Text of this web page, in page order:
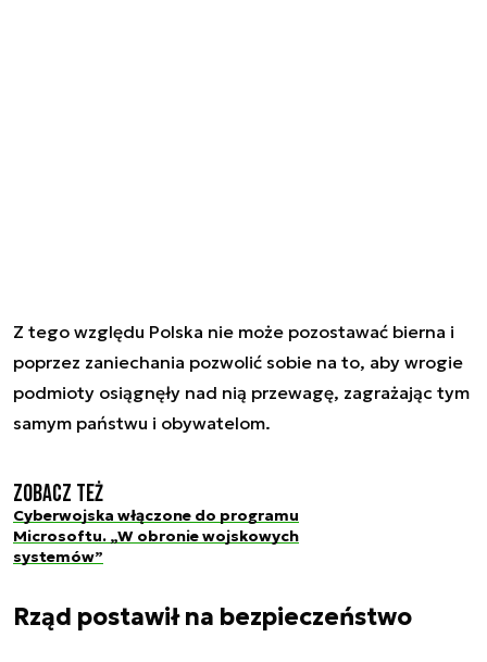
Z tego względu Polska nie może pozostawać bierna i
poprzez zaniechania pozwolić sobie na to, aby wrogie
podmioty osiągnęły nad nią przewagę, zagrażając tym
samym państwu i obywatelom.
Zobacz też
Cyberwojska włączone do programu
Microsoftu. „W obronie wojskowych
systemów”
Rząd postawił na bezpieczeństwo